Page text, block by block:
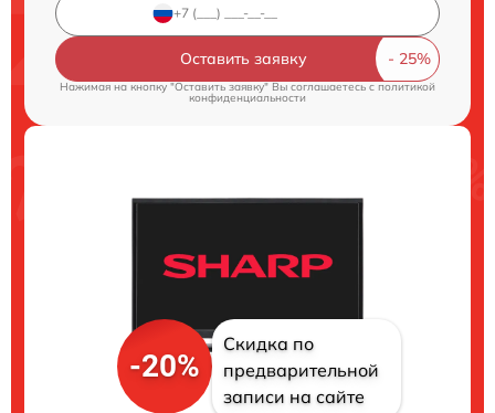
Оставить заявку
Нажимая на кнопку "Оставить заявку" Вы соглашаетесь cполитикой
конфиденциальности
-20%
Скидка по
предварительной
записи на сайте